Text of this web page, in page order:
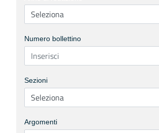
Numero bollettino
Sezioni
Argomenti